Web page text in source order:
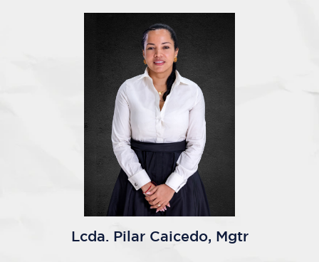
Lcda. Pilar Caicedo, Mgtr